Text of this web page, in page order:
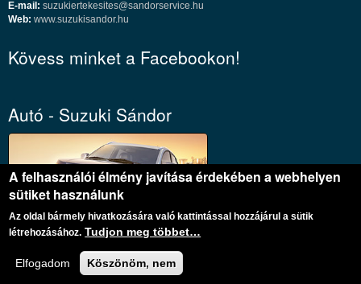
E-mail: suzukiertekesites@sandorservice.hu
Web: www.suzukisandor.hu
Kövess minket a Facebookon!
Autó - Suzuki Sándor
Autó - Suzuki Sándor
Márkakereskedés és Szerviz
A felhasználói élmény javítása érdekében a webhelyen
sütiket használunk
Az oldal bármely hivatkozására való kattintással hozzájárul a sütik
létrehozásához. Tudjon meg többet…
Elfogadom Köszönöm, nem